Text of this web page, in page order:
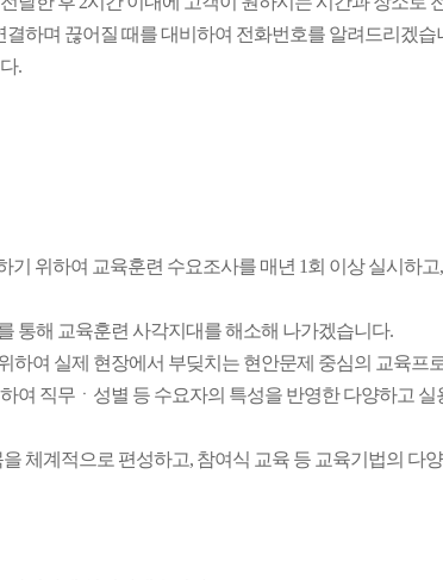
하며 끊어질 때를 대비하여 전화번호를 알려드리겠
.
기 위하여 교육훈련 수요조사를 매년 1회 이상 실시하
통해 교육훈련 사각지대를 해소해 나가겠습니다.
하여 실제 현장에서 부딪치는 현안문제 중심의 교육프
여 직무ㆍ성별 등 수요자의 특성을 반영한 다양하고
체계적으로 편성하고, 참여식 교육 등 교육기법의 다